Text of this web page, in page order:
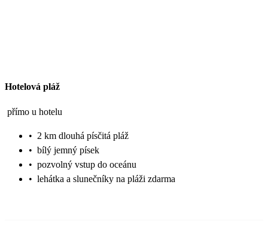
Hotelová pláž
přímo u hotelu
• 2 km dlouhá písčitá pláž
• bílý jemný písek
• pozvolný vstup do oceánu
• lehátka a slunečníky na pláži zdarma